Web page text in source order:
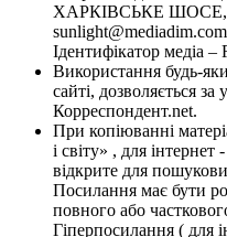
ХАРКІВСЬКЕ ШОСЕ,
Ідентифікатор медіа –
Використання будь-
сайті, дозволяється
Корреспондент.net.
При копіюванні
і світу» , для
відкрите для
Посилання має бути
повного або
Гіперпосилання ( для